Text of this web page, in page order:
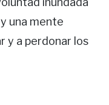
una mente
y a perdonar los